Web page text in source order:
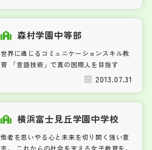
森村学園中等部
世界に通じるコミュニケーションスキル教
育 「言語技術」で真の国際人を目指す
2013.07.31
横浜富士見丘学園中学校
他者を思いやる心と未来を切り開く強い意